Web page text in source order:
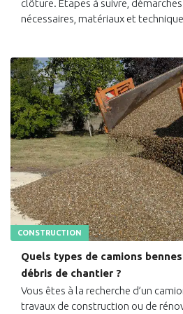
clôture. Étapes à suivre,
nécessaires, matériaux et
CONSTRUCTION
Quels types de camions
débris de chantier ?
Vous êtes à la recherche d’un
travaux de construction ou de